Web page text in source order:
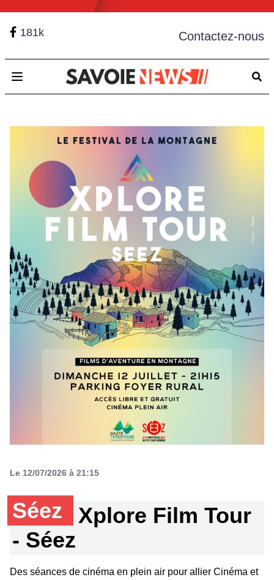
181k Contactez-nous
Open main menu
Le 12/07/2026 à 21:15
Séez
Xplore Film Tour
- Séez
Des séances de cinéma en plein air pour allier Cinéma et